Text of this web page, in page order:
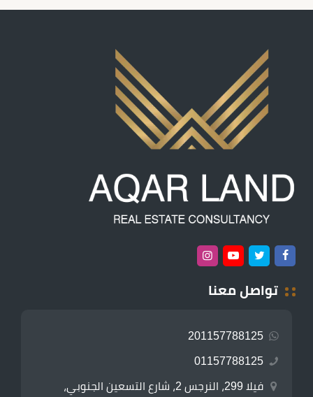
تواصل معنا
201157788125
01157788125
فيلا 299، النرجس 2، شارع التسعين الجنوبي،